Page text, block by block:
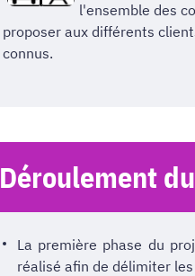
l'ensemble des
proposer aux différents
connus.
Déroulement
La première phase du
réalisé afin de délimiter